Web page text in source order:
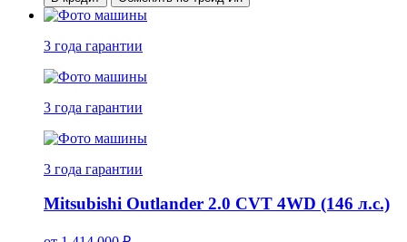
3 года гарантии
3 года гарантии
3 года гарантии
Mitsubishi Outlander 2.0 CVT 4WD (146 л.с.)